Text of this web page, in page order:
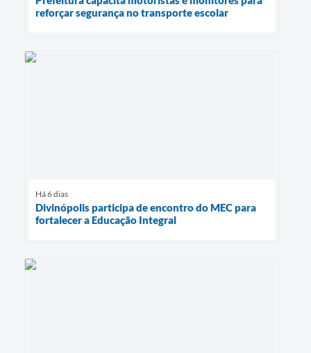
reforçar segurança no transporte escolar
Há 6 dias
Divinópolis participa de encontro do MEC para
fortalecer a Educação Integral